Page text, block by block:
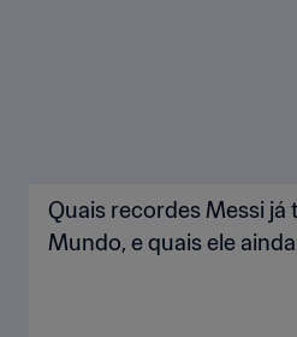
Quais recordes Messi já
Mundo, e quais ele